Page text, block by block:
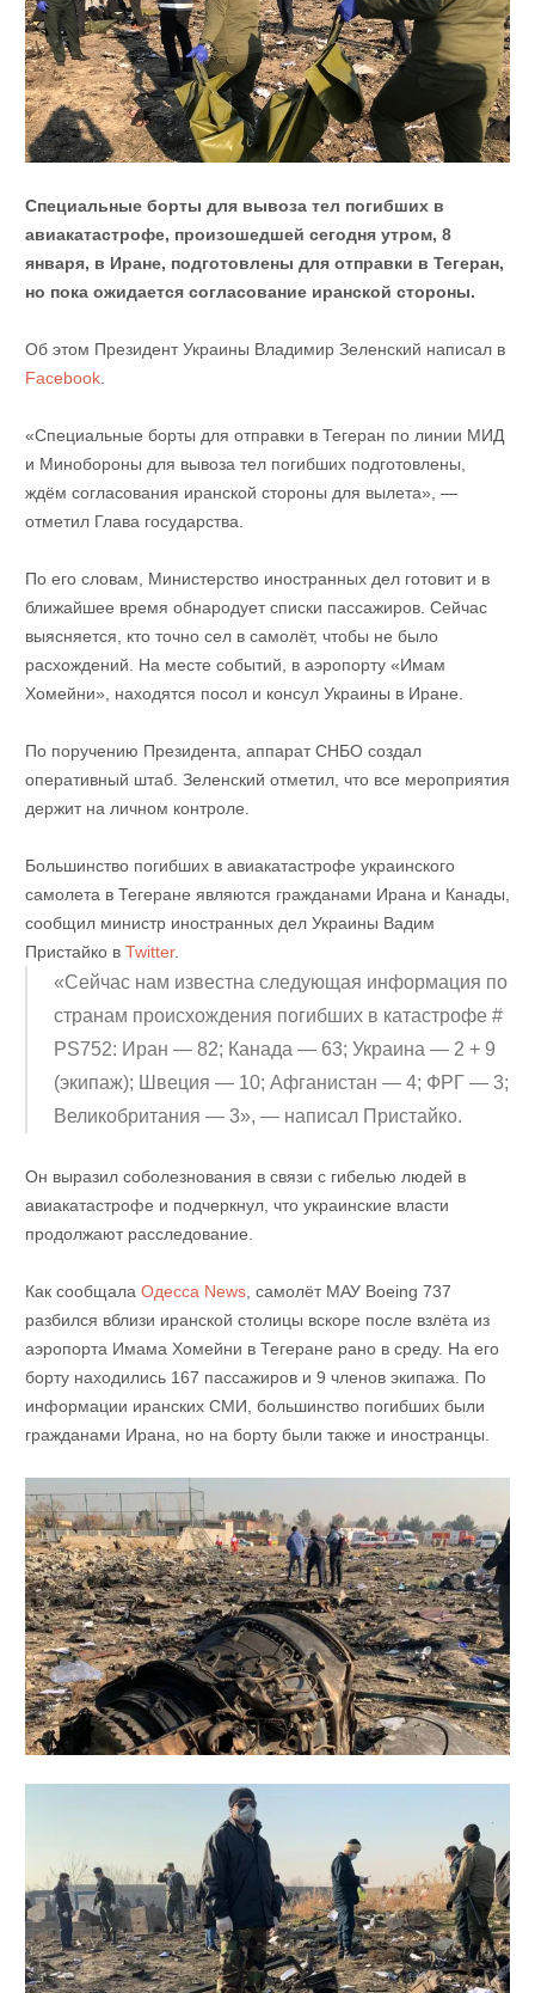
Специальные борты для вывоза тел погибших в
авиакатастрофе, произошедшей сегодня утром, 8
января, в Иране, подготовлены для отправки в Тегеран,
но пока ожидается согласование иранской стороны.
Об этом Президент Украины Владимир Зеленский написал в
Facebook.
«Специальные борты для отправки в Тегеран по линии МИД
и Минобороны для вывоза тел погибших подготовлены,
ждём согласования иранской стороны для вылета», —
отметил Глава государства.
По его словам, Министерство иностранных дел готовит и в
ближайшее время обнародует списки пассажиров. Сейчас
выясняется, кто точно сел в самолёт, чтобы не было
расхождений. На месте событий, в аэропорту «Имам
Хомейни», находятся посол и консул Украины в Иране.
По поручению Президента, аппарат СНБО создал
оперативный штаб. Зеленский отметил, что все мероприятия
держит на личном контроле.
Большинство погибших в авиакатастрофе украинского
самолета в Тегеране являются гражданами Ирана и Канады,
сообщил министр иностранных дел Украины Вадим
Пристайко в Twitter.
«Сейчас нам известна следующая информация по
странам происхождения погибших в катастрофе #
PS752: Иран — 82; Канада — 63; Украина — 2 + 9
(экипаж); Швеция — 10; Афганистан — 4; ФРГ — 3;
Великобритания — 3», — написал Пристайко.
Он выразил соболезнования в связи с гибелью людей в
авиакатастрофе и подчеркнул, что украинские власти
продолжают расследование.
Как сообщала Одесса News, самолёт МАУ Boeing 737
разбился вблизи иранской столицы вскоре после взлёта из
аэропорта Имама Хомейни в Тегеране рано в среду. На его
борту находились 167 пассажиров и 9 членов экипажа. По
информации иранских СМИ, большинство погибших были
гражданами Ирана, но на борту были также и иностранцы.